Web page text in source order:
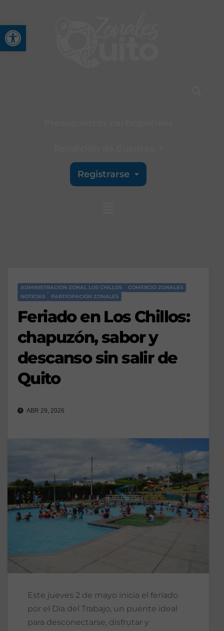
Abrir barra de
Registrarse
ADMINISTRACIÓN ZONAL LOS CHILLOS
COMERCIO ZONALES
NOTICIAS
PARTICIPACIÓN ZONALES
Feriado en Los Chillos:
chapuzón, sabor y
descanso sin salir de
Quito
ABR 29, 2026
Este jueves 2 de mayo inicia el feriado
por el Día del Trabajo, un puente ideal
para desconectarse, disfrutar y